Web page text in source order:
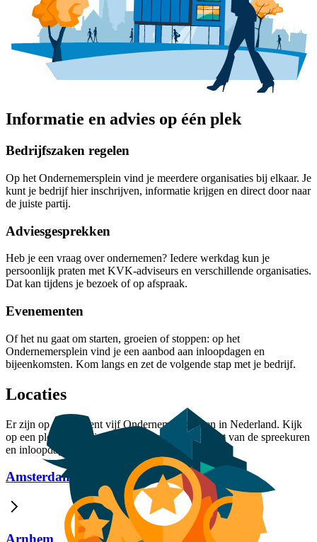
Informatie en advies op één plek
Bedrijfszaken regelen
Op het Ondernemersplein vind je meerdere organisaties bij elkaar. Je
kunt je bedrijf hier inschrijven, informatie krijgen en direct door naar
de juiste partij.
Adviesgesprekken
Heb je een vraag over ondernemen? Iedere werkdag kun je
persoonlijk praten met KVK-adviseurs en verschillende organisaties.
Dat kan tijdens je bezoek of op afspraak.
Evenementen
Of het nu gaat om starten, groeien of stoppen: op het
Ondernemersplein vind je een aanbod aan inloopdagen en
bijeenkomsten. Kom langs en zet de volgende stap met je bedrijf.
Locaties
Er zijn op dit moment vijf Ondernemerspleinen in Nederland. Kijk
op een plein bij jou in de buurt voor het overzicht van de spreekuren
en inloopdagen.
Amsterdam
Arnhem